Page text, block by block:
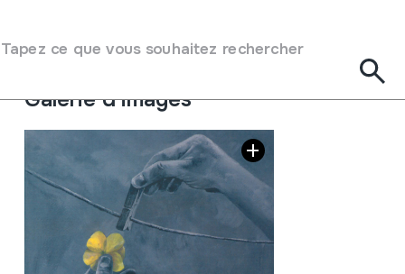
Tapez ce que vous souhaitez rechercher
Type de collection
Phonothèque
Emplacement:
Galerie d'images